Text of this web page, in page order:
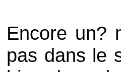
Encore un?
pas dans le